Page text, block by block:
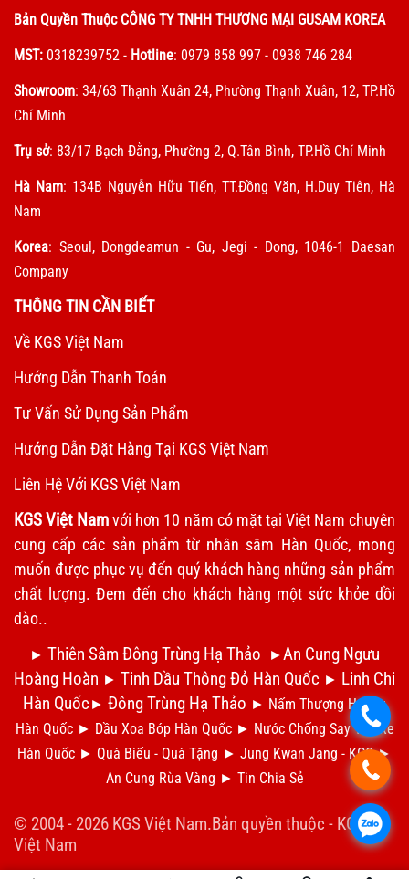
Bản Quyền Thuộc CÔNG TY TNHH THƯƠNG MẠI GUSAM KOREA
MST: 0318239752 - Hotline: 0979 858 997 - 0938 746 284
Showroom: 34/63 Thạnh Xuân 24, Phường Thạnh Xuân, 12, TP.Hồ
Chí Minh
Trụ sở: 83/17 Bạch Đằng, Phường 2, Q.Tân Bình, TP.Hồ Chí Minh
Hà Nam: 134B Nguyễn Hữu Tiến, TT.Đồng Văn, H.Duy Tiên, Hà
Nam
Korea: Seoul, Dongdeamun - Gu, Jegi - Dong, 1046-1 Daesan
Company
THÔNG TIN CẦN BIẾT
Về KGS Việt Nam
Hướng Dẫn Thanh Toán
Tư Vấn Sử Dụng Sản Phẩm
Hướng Dẫn Đặt Hàng Tại KGS Việt Nam
Liên Hệ Với KGS Việt Nam
KGS Việt Namvới hơn 10 năm có mặt tại Việt Nam chuyên
cung cấp các sản phẩm từ nhân sâm Hàn Quốc, mong
muốn được phục vụ đến quý khách hàng những sản phẩm
chất lượng. Đem đến cho khách hàng một sức khỏe dồi
dào..
.
.
.
► Thiên Sâm Đông Trùng Hạ Thảo ►An Cung Ngưu
Hoàng Hoàn ► Tinh Dầu Thông Đỏ Hàn Quốc ► Linh Chi
Hàn Quốc ► Đông Trùng Hạ Thảo ► Nấm Thượng Hoàng
Hàn Quốc ► Dầu Xoa Bóp Hàn Quốc ► Nước Chống Say Tàu Xe
Hàn Quốc ► Quà Biếu - Quà Tặng ► Jung Kwan Jang - KGC ►
An Cung Rùa Vàng ► Tin Chia Sẻ
© 2004 - 2026 KGS Việt Nam.Bản quyền thuộc - KGS
Việt Nam